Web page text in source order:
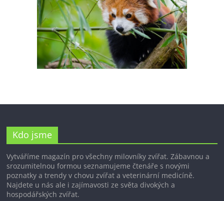
Kdo jsme
Vytváříme magazín pro všechny milovníky zvířat. Zábavnou a
srozumitelnou formou seznamujeme čtenáře s novými
poznatky a trendy v chovu zvířat a veterinární medicíně.
Najdete u nás ale i zajímavosti ze světa divokých a
hospodářských zvířat.